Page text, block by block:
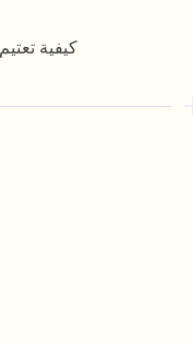
كيفية